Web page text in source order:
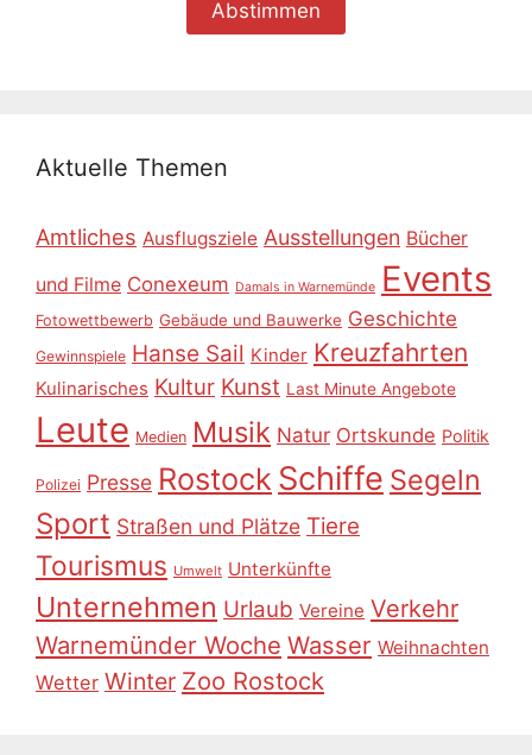
Aktuelle Themen
Amtliches Ausflugsziele Ausstellungen Bücher
und Filme Conexeum Damals in Warnemünde Events
Fotowettbewerb Gebäude und Bauwerke Geschichte
Gewinnspiele Hanse Sail Kinder Kreuzfahrten
Kulinarisches Kultur Kunst Last Minute Angebote
Leute Medien Musik Natur Ortskunde Politik
Polizei Presse Rostock Schiffe Segeln
Sport Straßen und Plätze Tiere
Tourismus Umwelt Unterkünfte
Unternehmen Urlaub Vereine Verkehr
Warnemünder Woche Wasser Weihnachten
Wetter Winter Zoo Rostock